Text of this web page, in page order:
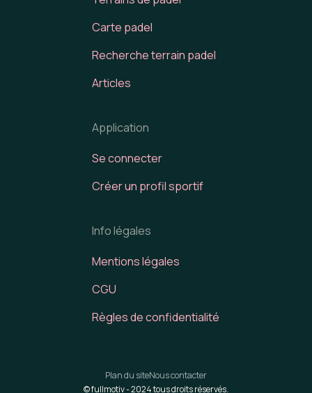
Carte padel
Recherche terrain padel
Articles
Application
Se connecter
Créer un profil sportif
Info légales
Mentions légales
CGU
Règles de confidentialité
© fullmotiv -2024tous droits réservés.
Plan du siteNous contacter